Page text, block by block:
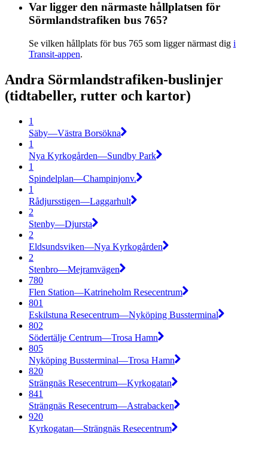
Var ligger den närmaste hållplatsen för
Sörmlandstrafiken bus 765?
Se vilken hållplats för bus 765 som ligger närmast dig i
Transit-appen.
Andra Sörmlandstrafiken-buslinjer
(tidtabeller, rutter och kartor)
1
Säby—Västra Borsökna
1
Nya Kyrkogården—Sundby Park
1
Spindelplan—Champinjonv.
1
Rådjursstigen—Laggarhult
2
Stenby—Djursta
2
Eldsundsviken—Nya Kyrkogården
2
Stenbro—Mejramvägen
780
Flen Station—Katrineholm Resecentrum
801
Eskilstuna Resecentrum—Nyköping Bussterminal
802
Södertälje Centrum—Trosa Hamn
805
Nyköping Bussterminal—Trosa Hamn
820
Strängnäs Resecentrum—Kyrkogatan
841
Strängnäs Resecentrum—Astrabacken
920
Kyrkogatan—Strängnäs Resecentrum